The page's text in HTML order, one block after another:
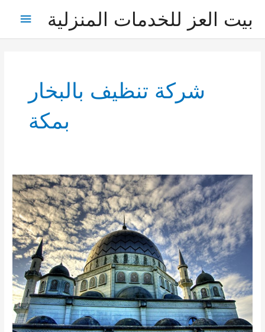
بيت العز للخدمات المنزلية
شركة تنظيف بالبخار
بمكة